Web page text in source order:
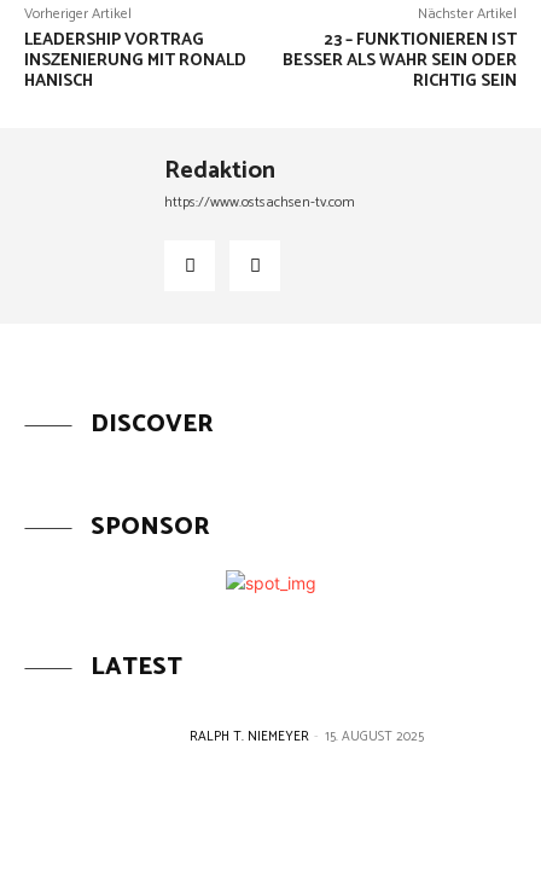
Vorheriger Artikel
LEADERSHIP VORTRAG
INSZENIERUNG MIT RONALD
HANISCH
Nächster Artikel
23 – FUNKTIONIEREN IST
BESSER ALS WAHR SEIN ODER
RICHTIG SEIN
Redaktion
https://www.ostsachsen-tv.com
DISCOVER
SPONSOR
LATEST
RALPH T. NIEMEYER - 15. AUGUST 2025